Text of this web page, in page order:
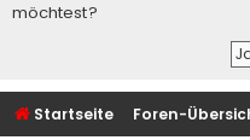
möchtest?
Startseite Foren-